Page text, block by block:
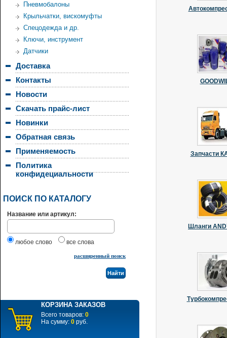
Пневмобалоны
Крыльчатки, вискомуфты
Спецодежда и др.
Ключи, инструмент
Датчики
Доставка
Контакты
Новости
Скачать прайс-лист
Новинки
Обратная связь
Применяемость
Политика
конфидециальности
ПОИСК ПО КАТАЛОГУ
Название или артикул:
любое слово все слова
расширенный поиск
КОРЗИНА ЗАКАЗОВ
Всего товаров: 0
На сумму: 0 руб.
Запчасти
Шланги